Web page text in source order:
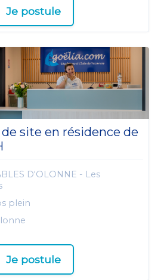
Je postule
site en résidence de
D'OLONNE - Les
plein
Je postule